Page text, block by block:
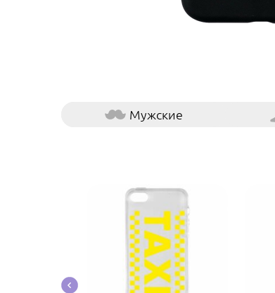
Мужские